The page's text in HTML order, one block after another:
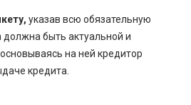
указав всю обязательную
быть актуальной и
на ней кредитор
кредита.